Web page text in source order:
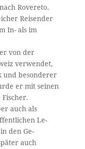
Rovereto.
Reisender
In- als im
von der
verwendet,
und besonderer
er mit seinen
auch als
Le­-
den Ge­-
auch